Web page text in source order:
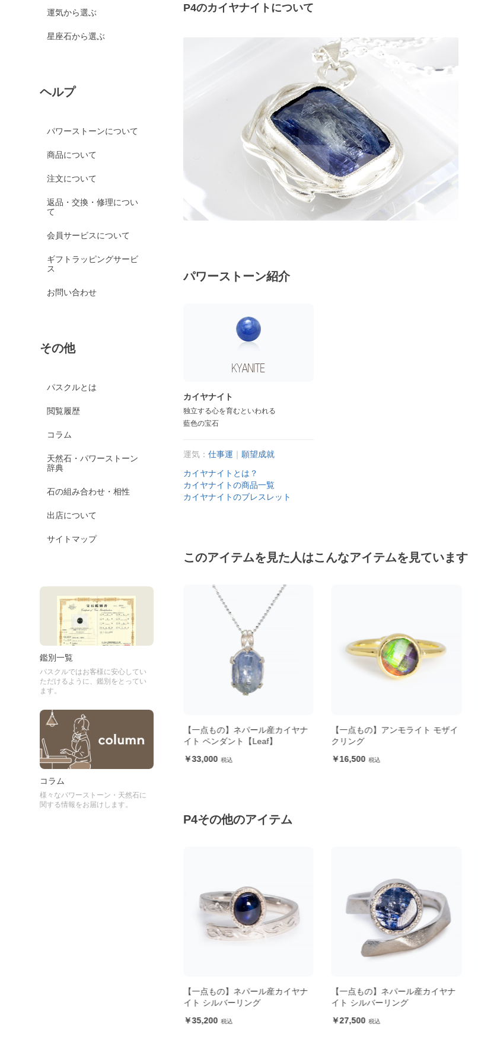
運気から選ぶ
星座石から選ぶ
ヘルプ
パワーストーンについて
商品について
注文について
返品・交換・修理につい
て
会員サービスについて
ギフトラッピングサービ
ス
お問い合わせ
その他
パスクルとは
閲覧履歴
コラム
天然石・パワーストーン
辞典
石の組み合わせ・相性
出店について
サイトマップ
鑑別一覧
パスクルではお客様に安心してい
ただけるように、鑑別をとってい
ます。
コラム
様々なパワーストーン・天然石に
関する情報をお届けします。
P4のカイヤナイトについて
パワーストーン紹介
カイヤナイト
独立する心を育むといわれる
藍色の宝石
運気：仕事運
願望成就
カイヤナイトとは？
カイヤナイトの商品一覧
カイヤナイトのブレスレット
このアイテムを見た人はこんなアイテムを見ています
【一点もの】桜瑪瑙 立体彫刻 鹿
12,100
【一点もの】ネパール産カイヤナ
イト ペンダント【Leaf】
33,000
【一点もの】アンモライト モザイ
クリング
16,500
P4その他のアイテム
【一点もの】ネパール産カイヤナ
イト シルバーリング
35,200
【一点もの】ネパール産カイヤナ
イト シルバーリング
27,500